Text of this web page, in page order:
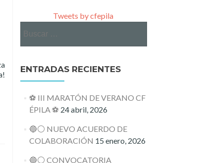
Tweets by cfepila
ENTRADAS RECIENTES
⚽ III MARATÓN DE VERANO CF
ÉPILA ⚽ 24 abril, 2026
🔵⚪️ NUEVO ACUERDO DE
COLABORACIÓN 15 enero, 2026
🔵⚪️ CONVOCATORIA